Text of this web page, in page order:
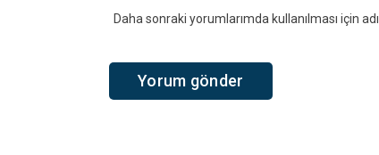
Daha sonraki yorumlarımda kullanılması için